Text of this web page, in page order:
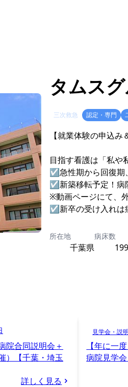
タムス
三次救急 認定・専門
【就業体験の申込み
目指す看護は「私や
☑急性期から回復期
☑新築移転予定！病
※動画ページにて、
☑新卒の受け入れは
所在地
千葉県
病床数
院合同説明会＋
）【千葉・埼玉
詳しく見る
見学会・説
【年に一
病院見学